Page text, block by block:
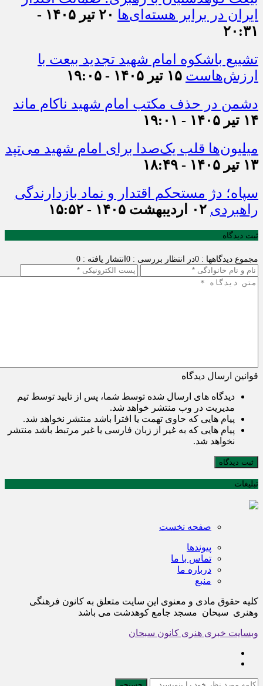
ایران در برابر هسته‌ای‌ها
۲۰ تیر ۱۴۰۵ -
۲۰:۳۱
تشییع باشکوه امام شهید تجدید بیعت با
ارزش‌هاست ۱۵ تیر ۱۴۰۵ - ۱۹:۰۵
دشمن در حذف مکتب امام شهید ناکام ماند
۱۴ تیر ۱۴۰۵ - ۱۹:۰۱
میلیون‌ها قلب یک‌صدا برای امام شهید می‌تپد
۱۳ تیر ۱۴۰۵ - ۱۸:۴۹
سپاه؛ دژ مستحکم اقتدار و نماد بازدارندگی
راهبردی ۰۲ اردیبهشت ۱۴۰۵ - ۱۵:۵۲
ثبت دیدگاه
مجموع دیدگاهها : 0 در انتظار بررسی : 0 انتشار یافته : 0
قوانین ارسال دیدگاه
دیدگاه های ارسال شده توسط شما، پس از تایید توسط تیم
مدیریت در وب منتشر خواهد شد.
پیام هایی که حاوی تهمت یا افترا باشد منتشر نخواهد شد.
پیام هایی که به غیر از زبان فارسی یا غیر مرتبط باشد منتشر
نخواهد شد.
ثبت دیدگاه
تبلیغات
صفحه نخست
پیوندها
تماس با ما
درباره ما
منبع
کلیه حقوق مادی و معنوی این سایت متعلق به کانون فرهنگی
وهنری سبحان مسجد جامع کوهدشت می باشد
وبسایت خبری هنری کانون سبحان